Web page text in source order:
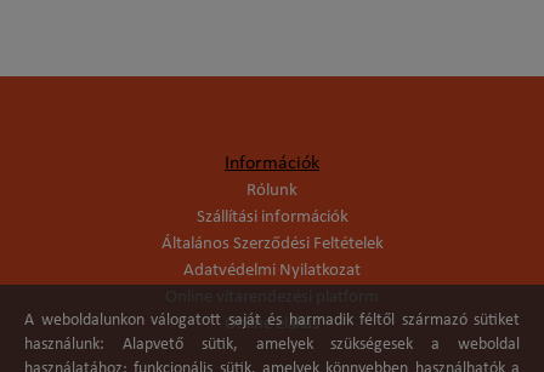
Információk
Rólunk
Szállítási információk
Általános Szerződési Feltételek
Adatvédelmi Nyilatkozat
Online elállás
A weboldalunkon válogatott saját és harmadik féltől származó sütiket
használunk: Alapvető sütik, amelyek szükségesek a weboldal